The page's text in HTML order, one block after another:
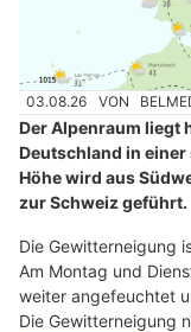
03.08.26 VON
Der Alpenraum liegt
Deutschland in
Höhe wird aus
zur Schweiz geführt.
Die Gewitterneigung
Am Montag und
weiter angefeuchtet
Die Gewitterneigung